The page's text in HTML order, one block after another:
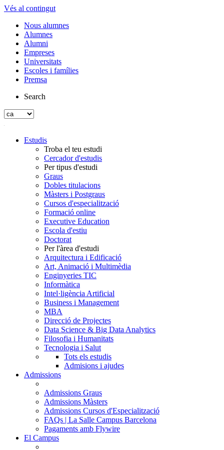
Vés al contingut
Nous alumnes
Alumnes
Alumni
Empreses
Universitats
Escoles i famílies
Premsa
Search
Estudis
Troba el teu estudi
Cercador d'estudis
Per tipus d'estudi
Graus
Dobles titulacions
Màsters i Postgraus
Cursos d'especialització
Formació online
Executive Education
Escola d'estiu
Doctorat
Per l'àrea d'estudi
Arquitectura i Edificació
Art, Animació i Multimèdia
Enginyeries TIC
Informàtica
Intel·ligència Artificial
Business i Management
MBA
Direcció de Projectes
Data Science & Big Data Analytics
Filosofia i Humanitats
Tecnologia i Salut
Tots els estudis
Admisions i ajudes
Admissions
Admissions Graus
Admissions Màsters
Admissions Cursos d'Especialització
FAQs | La Salle Campus Barcelona
Pagaments amb Flywire
El Campus